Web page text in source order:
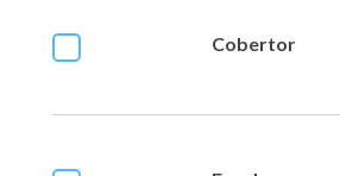
Cobertor